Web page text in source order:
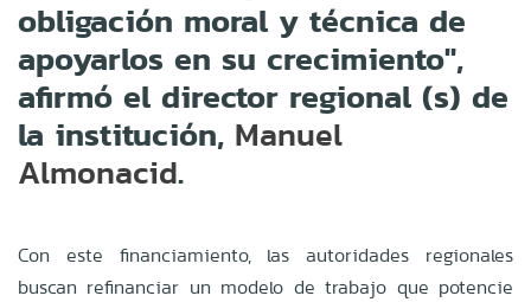
obligación moral y técnica de
apoyarlos en su crecimiento",
afirmó el director regional (s) de
la institución, Manuel
Almonacid.
Con este financiamiento, las autoridades regionales
buscan refinanciar un modelo de trabajo que potencie